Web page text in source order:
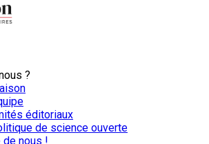
?
éditoriaux
de science ouverte
de nous !